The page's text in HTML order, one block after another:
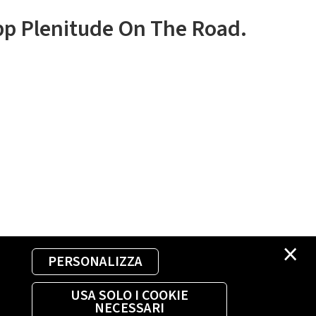
×
PERSONALIZZA
USA SOLO I COOKIE
NECESSARI
Plenitude On The Road.